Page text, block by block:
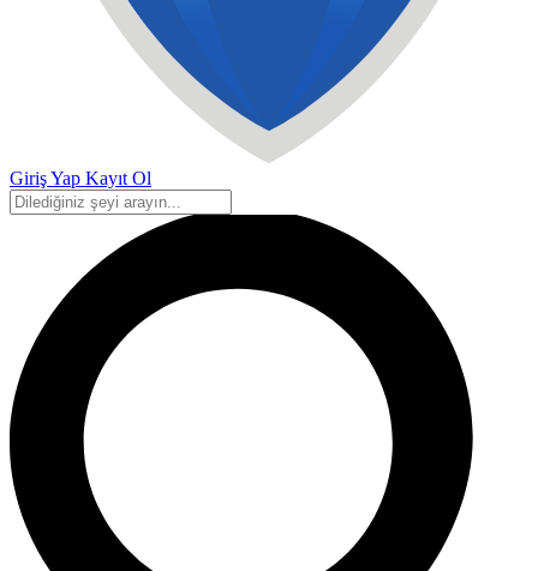
Giriş Yap Kayıt Ol